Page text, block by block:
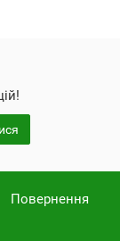
Повернення